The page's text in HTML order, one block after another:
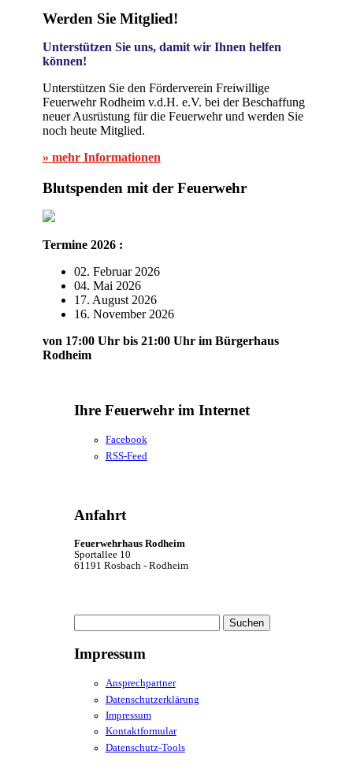
Werden Sie Mitglied!
Unterstützen Sie uns, damit wir Ihnen helfen
können!
Unterstützen Sie den Förderverein Freiwillige
Feuerwehr Rodheim v.d.H. e.V. bei der Beschaffung
neuer Ausrüstung für die Feuerwehr und werden Sie
noch heute Mitglied.
» mehr Informationen
Blutspenden mit der Feuerwehr
Termine 2026 :
02. Februar 2026
04. Mai 2026
17. August 2026
16. November 2026
von 17:00 Uhr bis 21:00 Uhr im Bürgerhaus
Rodheim
Ihre Feuerwehr im Internet
Facebook
RSS-Feed
Anfahrt
Feuerwehrhaus Rodheim
Sportallee 10
61191 Rosbach - Rodheim
nach:
Impressum
Ansprechpartner
Datenschutzerklärung
Impressum
Kontaktformular
Datenschutz-Tools